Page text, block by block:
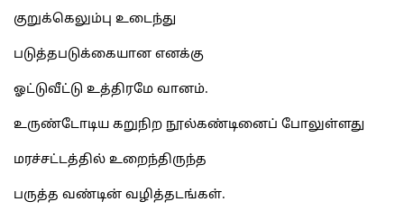
குறுக்கெலும்பு உடைந்து
படுத்தபடுக்கையான எனக்கு
ஓட்டுவீட்டு உத்திரமே வானம்.
உருண்டோடிய கறுநிற நூல்கண்டினைப் போலுள்ளது
மரச்சட்டத்தில் உறைந்திருந்த
பருத்த வண்டின் வழித்தடங்கள்.